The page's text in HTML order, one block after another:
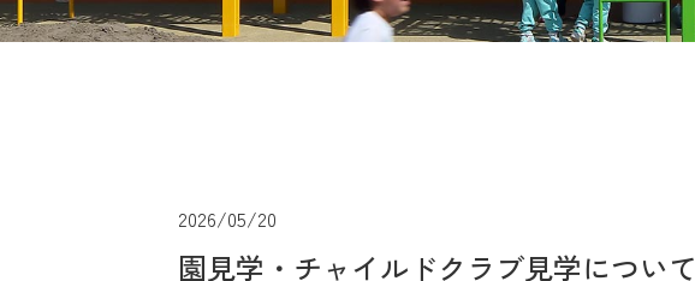
2026/05/20
園見学・チャイルドクラブ見学について